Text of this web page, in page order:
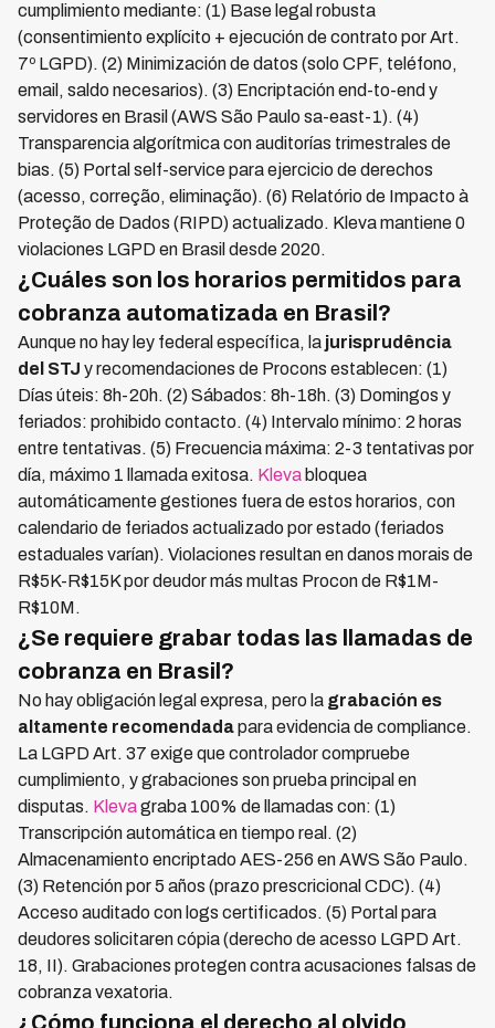
cumplimiento mediante: (1) Base legal robusta
(consentimiento explícito + ejecución de contrato por Art.
7º LGPD). (2) Minimización de datos (solo CPF, teléfono,
email, saldo necesarios). (3) Encriptación end-to-end y
servidores en Brasil (AWS São Paulo sa-east-1). (4)
Transparencia algorítmica con auditorías trimestrales de
bias. (5) Portal self-service para ejercicio de derechos
(acesso, correção, eliminação). (6) Relatório de Impacto à
Proteção de Dados (RIPD) actualizado. Kleva mantiene 0
violaciones LGPD en Brasil desde 2020.
¿Cuáles son los horarios permitidos para
cobranza automatizada en Brasil?
Aunque no hay ley federal específica, la jurisprudência
del STJ y recomendaciones de Procons establecen: (1)
Días úteis: 8h-20h. (2) Sábados: 8h-18h. (3) Domingos y
feriados: prohibido contacto. (4) Intervalo mínimo: 2 horas
entre tentativas. (5) Frecuencia máxima: 2-3 tentativas por
día, máximo 1 llamada exitosa. Kleva bloquea
automáticamente gestiones fuera de estos horarios, con
calendario de feriados actualizado por estado (feriados
estaduales varían). Violaciones resultan en danos morais de
R$5K-R$15K por deudor más multas Procon de R$1M-
R$10M.
¿Se requiere grabar todas las llamadas de
cobranza en Brasil?
No hay obligación legal expresa, pero la grabación es
altamente recomendadapara evidencia de compliance.
La LGPD Art. 37 exige que controlador compruebe
cumplimiento, y grabaciones son prueba principal en
disputas. Klevagraba 100% de llamadas con: (1)
Transcripción automática en tiempo real. (2)
Almacenamiento encriptado AES-256 en AWS São Paulo.
(3) Retención por 5 años (prazo prescricional CDC). (4)
Acceso auditado con logs certificados. (5) Portal para
deudores solicitaren cópia (derecho de acesso LGPD Art.
18, II). Grabaciones protegen contra acusaciones falsas de
cobranza vexatoria.
¿Cómo funciona el derecho al olvido